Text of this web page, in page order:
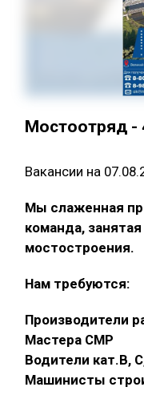
Мостоотряд -
Вакансии на
Мы слаженная
команда,
мостостроения.
Нам требуются:
Производители
Мастера СМР
Водители кат.В,
Машинисты